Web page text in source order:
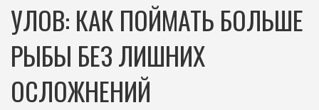
УЛОВ: КАК ПОЙМАТЬ БОЛЬШЕ
РЫБЫ БЕЗ ЛИШНИХ
ОСЛОЖНЕНИЙ